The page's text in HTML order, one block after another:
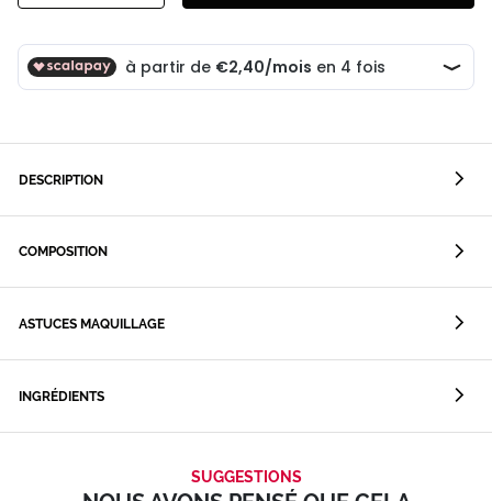
DESCRIPTION
COMPOSITION
ASTUCES MAQUILLAGE
INGRÉDIENTS
SUGGESTIONS